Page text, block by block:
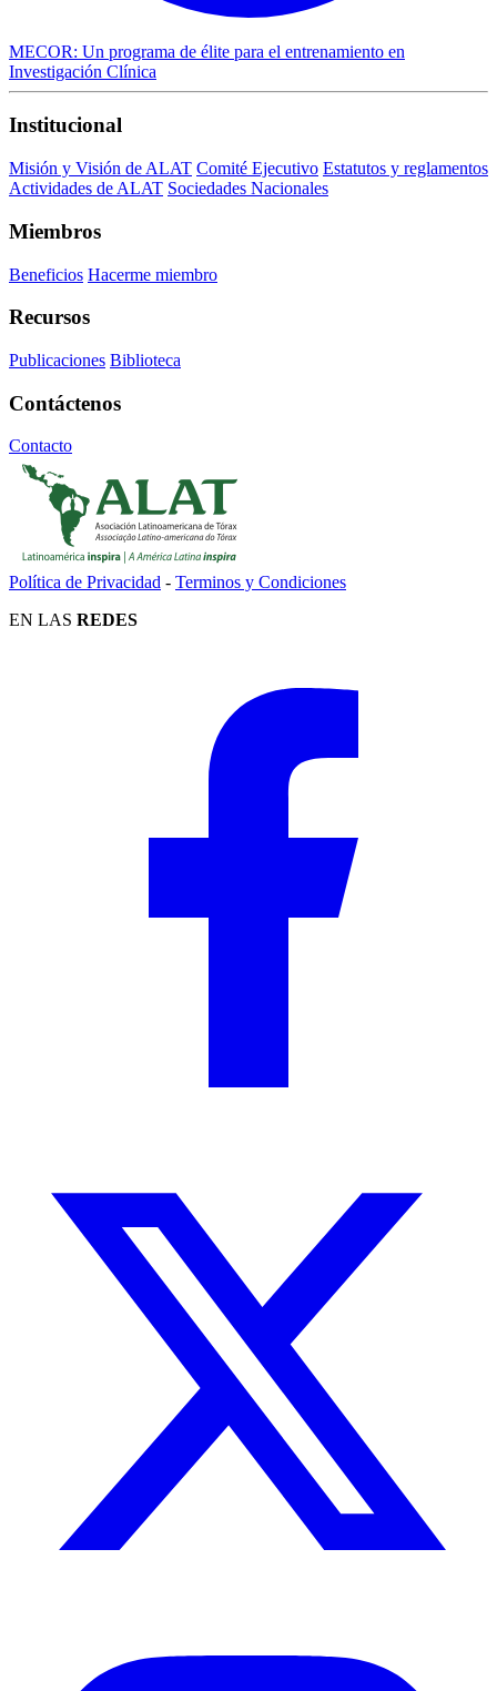
MECOR: Un programa de élite para el entrenamiento en
Investigación Clínica
Institucional
Misión y Visión de ALAT Comité Ejecutivo Estatutos y reglamentos
Actividades de ALAT Sociedades Nacionales
Miembros
Beneficios Hacerme miembro
Recursos
Publicaciones Biblioteca
Contáctenos
Contacto
Política de Privacidad - Terminos y Condiciones
EN LAS REDES